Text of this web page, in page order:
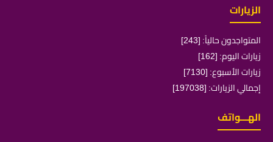
الزيارات
المتواجدون حالياً: [243]
زيارات اليوم: [162]
زيارات الأسبوع: [7130]
إجمالي الزيارات: [197038]
الهـــواتف